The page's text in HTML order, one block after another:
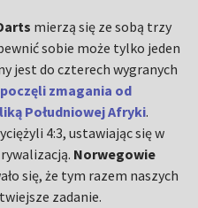
mierzą się ze sobą trzy
sobie może tylko jeden
jest do czterech wygranych
zmagania od
Południowej Afryki.
4:3, ustawiając się w
Norwegowie
się, że tym razem naszych
zadanie.